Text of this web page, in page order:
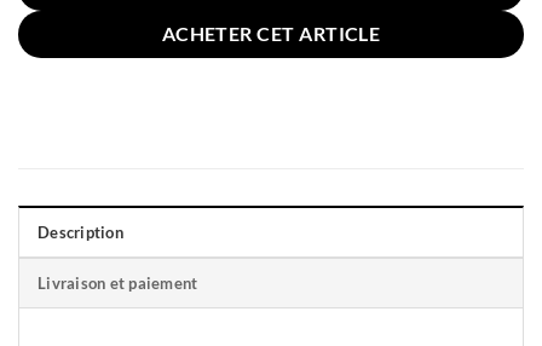
ACHETER CET ARTICLE
Description
Livraison et paiement